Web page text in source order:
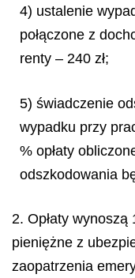
4) ustalenie
połączone z
renty – 240 zł;
5) świadczenie
wypadku przy
% opłaty
odszkodowania
2. Opłaty wynoszą
pieniężne z
zaopatrzenia